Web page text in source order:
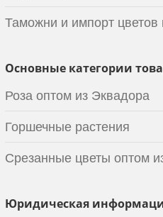
Таможни и импорт цветов
Основные категории
Роза оптом из Эквадора
Горшечные растения
Срезанные цветы оптом
Юридическая